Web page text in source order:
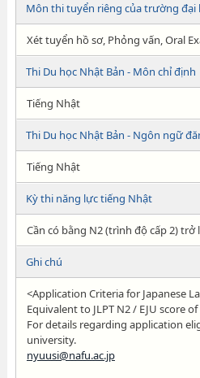
Môn thi tuyển riêng của trường đại
Xét tuyển hồ sơ, Phỏng vấn, Oral
Thi Du học Nhật Bản - Môn chỉ định
Tiếng Nhật
Thi Du học Nhật Bản - Ngôn ngữ
Tiếng Nhật
Kỳ thi năng lực tiếng Nhật
Cần có bằng N2 (trình độ cấp 2) trở
Ghi chú
<Application Criteria for Japanese
Equivalent to JLPT N2 / EJU score of
For details regarding application
university.
nyuusi@nafu.ac.jp